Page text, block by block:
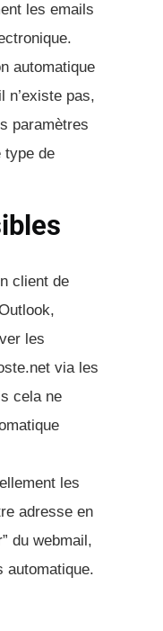
les emails
automatique
n’existe pas,
paramètres
type de
client de
les
via les
cela ne
les
adresse en
du webmail,
automatique.